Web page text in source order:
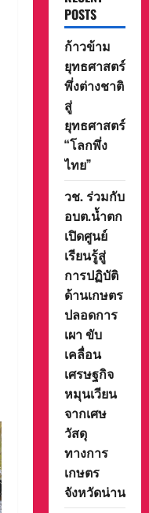
POSTS
ก้าวข้าม
ยุทธศาสตร์
พึ่งต่างชาติ
สู่
ยุทธศาสตร์
“โลกพึ่ง
ไทย”
วช. ร่วมกับ
อบต.น้ำตก
เปิดศูนย์
เรียนรู้สู่
การปฏิบัติ
ด้านเกษตร
ปลอดการ
เผา ขับ
เคลื่อน
เศรษฐกิจ
หมุนเวียน
จากเศษ
วัสดุ
ทางการ
เกษตร
จังหวัดน่าน